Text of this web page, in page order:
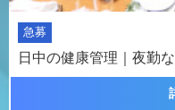
急募
日中の健康管理｜夜勤